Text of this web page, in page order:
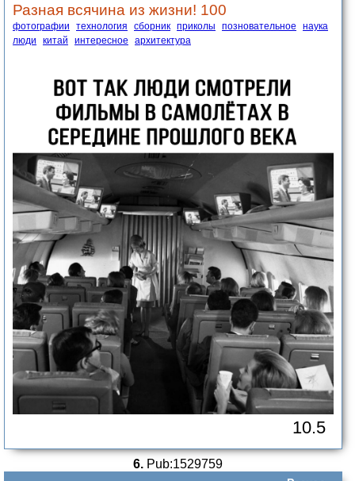
Разная всячина из жизни! 100
фотографии технология сборник приколы позновательное
наука
люди
китай интересное архитектура
10.5
6.Pub:1529759